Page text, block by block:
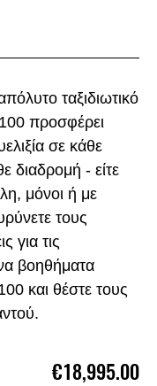
ταξιδιωτικό
προσφέρει
σε κάθε
διαδρομή - είτε
μόνοι ή με
τους
για τις
βοηθήματα
και θέστε τους
€18,995.00